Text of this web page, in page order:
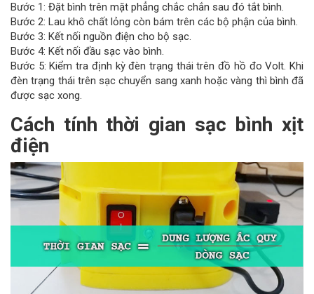
Bước 1: Đặt bình trên mặt phẳng chắc chắn sau đó tắt bình.
Bước 2: Lau khô chất lỏng còn bám trên các bộ phận của bình.
Bước 3: Kết nối nguồn điện cho bộ sạc.
Bước 4: Kết nối đầu sạc vào bình.
Bước 5: Kiểm tra định kỳ đèn trạng thái trên đồ hồ đo Volt. Khi
đèn trạng thái trên sạc chuyển sang xanh hoặc vàng thì bình đã
được sạc xong.
Cách tính thời gian sạc bình xịt
điện